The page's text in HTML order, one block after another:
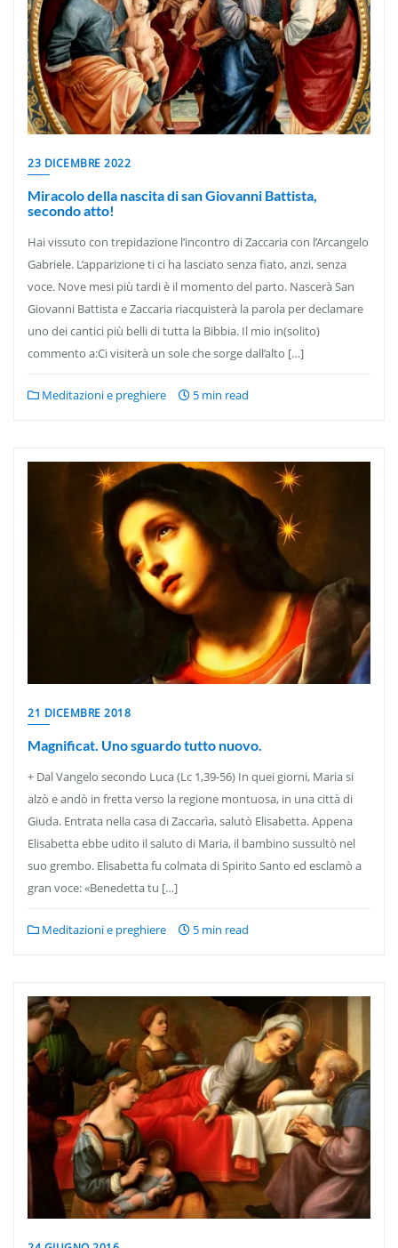
23 DICEMBRE 2022
Miracolo della nascita di san Giovanni Battista,
secondo atto!
Hai vissuto con trepidazione l’incontro di Zaccaria con l’Arcangelo
Gabriele. L’apparizione ti ci ha lasciato senza fiato, anzi, senza
voce. Nove mesi più tardi è il momento del parto. Nascerà San
Giovanni Battista e Zaccaria riacquisterà la parola per declamare
uno dei cantici più belli di tutta la Bibbia. Il mio in(solito)
commento a:Ci visiterà un sole che sorge dall’alto […]
Meditazioni e preghiere 5 min read
21 DICEMBRE 2018
Magnificat. Uno sguardo tutto nuovo.
+ Dal Vangelo secondo Luca (Lc 1,39-56) In quei giorni, Maria si
alzò e andò in fretta verso la regione montuosa, in una città di
Giuda. Entrata nella casa di Zaccarìa, salutò Elisabetta. Appena
Elisabetta ebbe udito il saluto di Maria, il bambino sussultò nel
suo grembo. Elisabetta fu colmata di Spirito Santo ed esclamò a
gran voce: «Benedetta tu […]
Meditazioni e preghiere 5 min read